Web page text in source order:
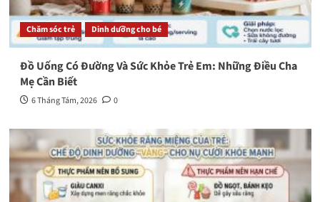
Chăm sóc trẻ Dinh dưỡng cho bé
Đồ Uống Có Đường Và Sức Khỏe Trẻ Em: Những Điều Cha
Mẹ Cần Biết
6 Tháng Tám, 2026 0